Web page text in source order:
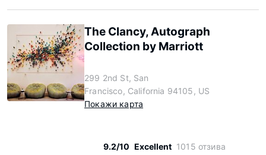
The Clancy, Autograph
Collection by Marriott
299 2nd St, San
Francisco, California 94105, US
Покажи карта
9.2/10 Excellent 1015 отзива